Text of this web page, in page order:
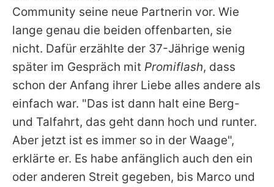
Community seine neue Partnerin vor. Wie
lange genau die beiden offenbarten, sie
nicht. Dafür erzählte der 37-Jährige wenig
später im Gespräch mit Promiflash, dass
schon der Anfang ihrer Liebe alles andere als
einfach war. "Das ist dann halt eine Berg-
und Talfahrt, das geht dann hoch und runter.
Aber jetzt ist es immer so in der Waage",
erklärte er. Es habe anfänglich auch den ein
oder anderen Streit gegeben, bis Marco und